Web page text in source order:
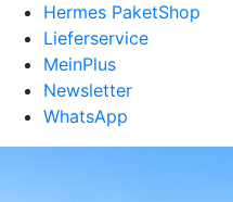
Hermes PaketShop
Lieferservice
MeinPlus
Newsletter
WhatsApp